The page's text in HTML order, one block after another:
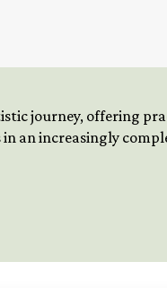
journey, offering
an increasingly